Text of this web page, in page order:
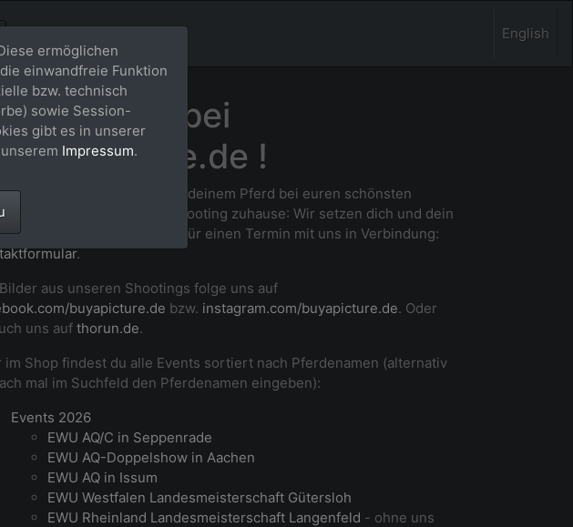
English
bei
a-picture.de !
Fotos von dir und deinem Pferd bei euren schönsten
auf Turnier und im Shooting zuhause: Wir setzen dich und dein
in Szene. Setz dich gerne für einen Termin mit uns in Verbindung:
.
aus unseren Shootings folge uns auf
buyapicture.de bzw. instagram.com/buyapicture.de. Oder
uns auf thorun.de.
im Shop findest du alle Events sortiert nach Pferdenamen (alternativ
mal im Suchfeld den Pferdenamen eingeben):
Events 2026
EWU AQ/C in Seppenrade
EWU AQ-Doppelshow in Aachen
EWU AQ in Issum
EWU Westfalen Landesmeisterschaft Gütersloh
EWU Rheinland Landesmeisterschaft Langenfeld - ohne uns
ermöglichen
einwandfreie Funktion
bzw. technisch
sowie Session-
gibt es in unserer
Impressum.